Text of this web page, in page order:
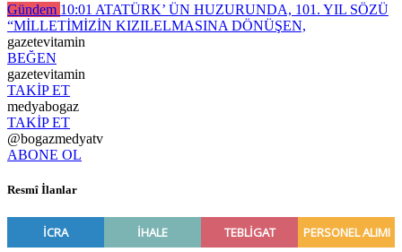
Gündem 10:01 ATATÜRK’ ÜN HUZURUNDA, 101. YIL SÖZÜ
“MİLLETİMİZİN KIZILELMASINA DÖNÜŞEN,
gazetevitamin
BEĞEN
gazetevitamin
TAKİP ET
medyabogaz
TAKİP ET
@bogazmedyatv
ABONE OL
Resmî İlanlar